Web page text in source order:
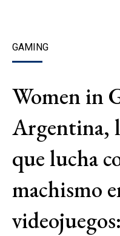
GAMING
Women in
Argentina,
que lucha
machismo